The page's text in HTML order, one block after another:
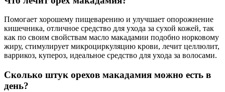
Помогает хорошему пищеварению и улучшает опорожнение
кишечника, отличное средство для ухода за сухой кожей, так
как по своим свойствам масло макадамии подобно норковому
жиру, стимулирует микроциркуляцию крови, лечит целлюлит,
варрикоз, купероз, идеальное средство для ухода за волосами.
Сколько штук орехов макадамия можно есть в
день?